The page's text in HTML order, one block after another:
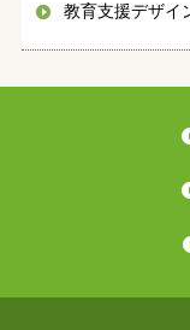
教育支援デザイ